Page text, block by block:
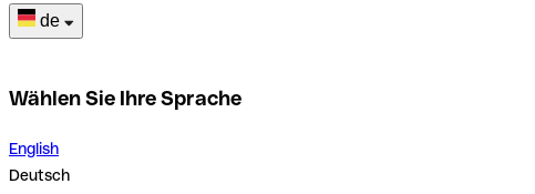
de
Wählen Sie Ihre Sprache
English
Deutsch